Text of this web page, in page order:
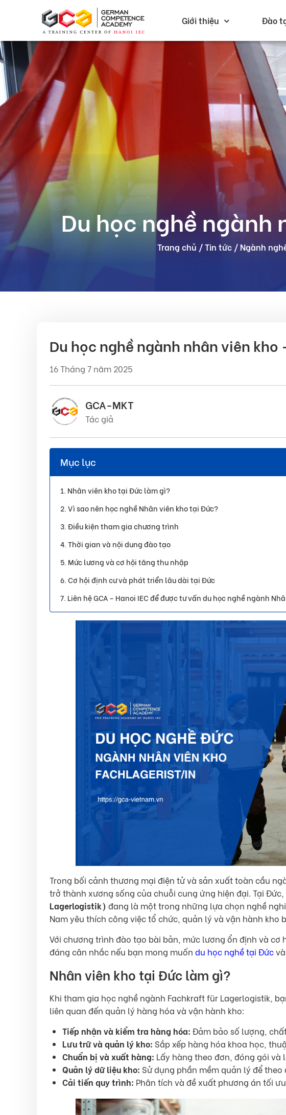
Giới thiệu Đào
Du học nghề
Trang chủ /Tin tức/ Ngành
Du học nghề ngành nhân viên
16 Tháng 7 năm 2025
GCA-MKT
Tác giả
Mục lục
Nhân viên kho tại Đức làm gì?
Vì sao nên học nghề Nhân viên kho tại Đức?
Điều kiện tham gia chương trình
Thời gian và nội dung đào tạo
Mức lương và cơ hội tăng thu nhập
Cơ hội định cư và phát triển lâu dài tại Đức
Liên hệ GCA – Hanoi IEC để được tư vấn du học nghề ngành
Trong bối cảnh thương mại điện tử và sản xuất toàn cầu
trở thành xương sống của chuỗi cung ứng hiện đại. Tại Đức,
Lagerlogistik) đang là một trong những lựa chọn nghề
Nam yêu thích công việc tổ chức, quản lý và vận hành kho
Với chương trình đào tạo bài bản, mức lương ổn định và
đáng cân nhắc nếu bạn mong muốn du học nghề tại Đức
Nhân viên kho tại Đức làm gì?
Khi tham gia học nghề ngành Fachkraft für Lagerlogistik,
liên quan đến quản lý hàng hóa và vận hành kho:
Tiếp nhận và kiểm tra hàng hóa: Đảm bảo số lượng,
Lưu trữ và quản lý kho: Sắp xếp hàng hóa khoa học,
Chuẩn bị và xuất hàng: Lấy hàng theo đơn, đóng gói và
Quản lý dữ liệu kho: Sử dụng phần mềm quản lý để
Cải tiến quy trình: Phân tích và đề xuất phương án tối